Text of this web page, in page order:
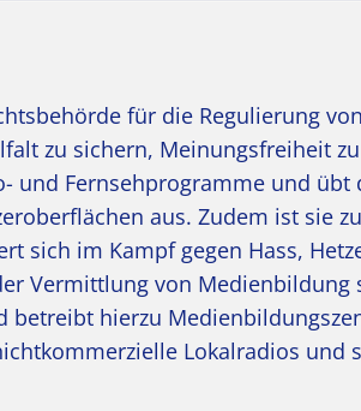
für die Regulierung
zu sichern, Meinungsfreiheit
und Fernsehprogramme und übt
aus. Zudem ist sie
sich im Kampf gegen Hass,
Vermittlung von Medienbildung
hierzu
Lokalradios und